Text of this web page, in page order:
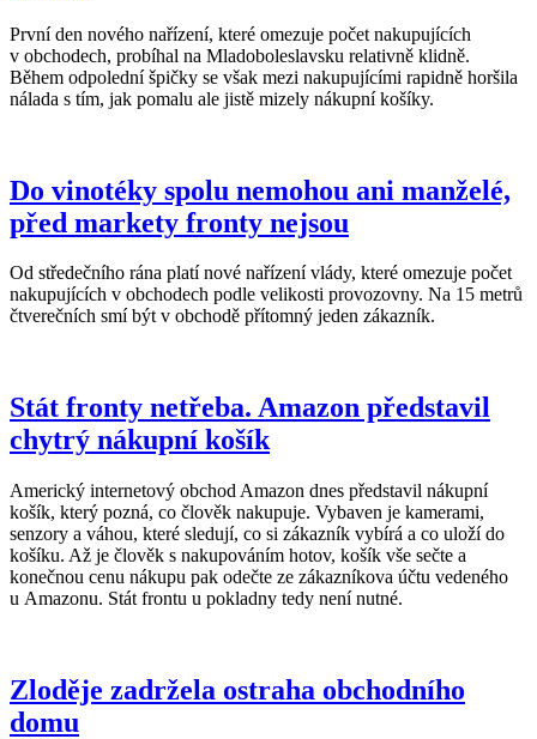
První den nového nařízení, které omezuje počet nakupujících
v obchodech, probíhal na Mladoboleslavsku relativně klidně.
Během odpolední špičky se však mezi nakupujícími rapidně horšila
nálada s tím, jak pomalu ale jistě mizely nákupní košíky.
Do vinotéky spolu nemohou ani manželé,
před markety fronty nejsou
Od středečního rána platí nové nařízení vlády, které omezuje počet
nakupujících v obchodech podle velikosti provozovny. Na 15 metrů
čtverečních smí být v obchodě přítomný jeden zákazník.
Stát fronty netřeba. Amazon představil
chytrý nákupní košík
Americký internetový obchod Amazon dnes představil nákupní
košík, který pozná, co člověk nakupuje. Vybaven je kamerami,
senzory a váhou, které sledují, co si zákazník vybírá a co uloží do
košíku. Až je člověk s nakupováním hotov, košík vše sečte a
konečnou cenu nákupu pak odečte ze zákazníkova účtu vedeného
u Amazonu. Stát frontu u pokladny tedy není nutné.
Zloděje zadržela ostraha obchodního
domu